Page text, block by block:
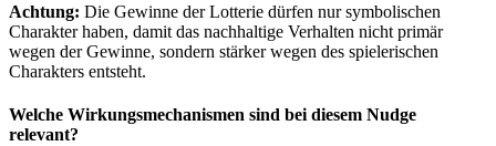
Achtung: Die Gewinne der Lotterie dürfen nur symbolischen
Charakter haben, damit das nachhaltige Verhalten nicht primär
wegen der Gewinne, sondern stärker wegen des spielerischen
Charakters entsteht.
Welche Wirkungsmechanismen sind bei diesem Nudge
relevant?